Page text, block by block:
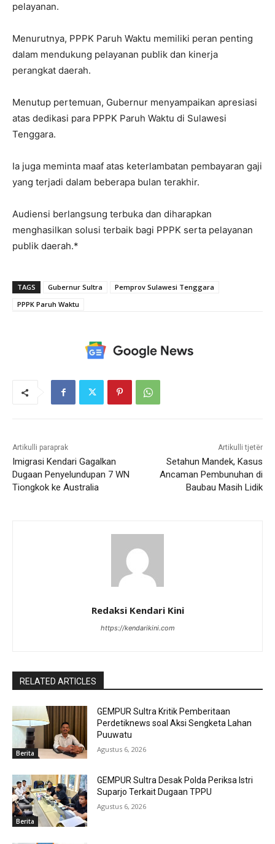
pelayanan.
Menurutnya, PPPK Paruh Waktu memiliki peran penting
dalam mendukung pelayanan publik dan kinerja
perangkat daerah.
Menutup pertemuan, Gubernur menyampaikan apresiasi
atas dedikasi para PPPK Paruh Waktu di Sulawesi
Tenggara.
Ia juga meminta maaf atas keterlambatan pembayaran gaji
yang terjadi dalam beberapa bulan terakhir.
Audiensi berlangsung terbuka dan diharapkan
menghasilkan solusi terbaik bagi PPPK serta pelayanan
publik daerah.*
TAGS Gubernur Sultra
Pemprov Sulawesi Tenggara
PPPK Paruh Waktu
Artikulli paraprak
Imigrasi Kendari Gagalkan
Dugaan Penyelundupan 7 WN
Tiongkok ke Australia
Artikulli tjetër
Setahun Mandek, Kasus
Ancaman Pembunuhan di
Baubau Masih Lidik
Redaksi Kendari Kini
https://kendarikini.com
RELATED ARTICLES
Berita
GEMPUR Sultra Kritik Pemberitaan
Perdetiknews soal Aksi Sengketa Lahan
Puuwatu
Agustus 6, 2026
Berita
GEMPUR Sultra Desak Polda Periksa Istri
Suparjo Terkait Dugaan TPPU
Agustus 6, 2026